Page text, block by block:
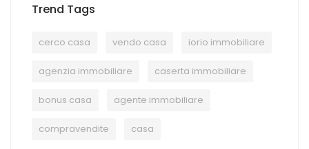
Trend Tags
cerco casa vendo casa iorio immobiliare
agenzia immobiliare caserta immobiliare
bonus casa agente immobiliare
compravendite casa